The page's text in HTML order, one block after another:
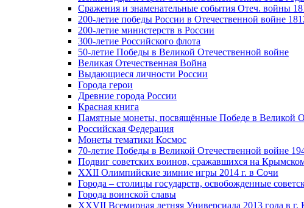
Сражения и знаменательные события Отеч. войны
200-летие победы России в Отечественной войне
200-летие министерств в России
300-летие Российского флота
50-летие Победы в Великой Отечественной войне
Великая Отечественная Война
Выдающиеся личности России
Города герои
Древние города России
Красная книга
Памятные монеты, посвящённые Победе в Великой
Российская Федерация
Монеты тематики Космос
70-летие Победы в Великой Отечественной войне
Подвиг советских воинов, сражавшихся на
XXII Олимпийские зимние игры 2014 г. в Сочи
Города – столицы государств, освобожденные
Города воинской славы
XXVII Всемирная летняя Универсиада 2013 года в г.